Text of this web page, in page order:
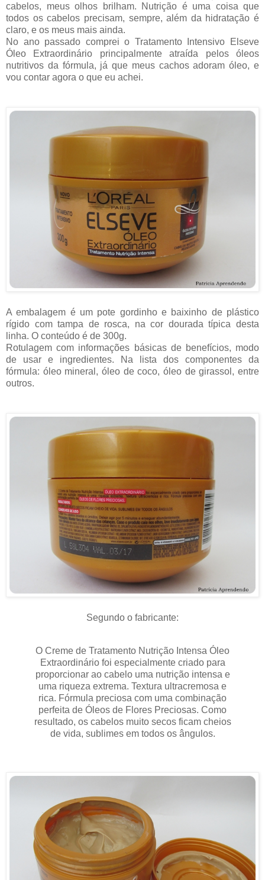
cabelos, meus olhos brilham. Nutrição é uma coisa que
todos os cabelos precisam, sempre, além da hidratação é
claro, e os meus mais ainda.
No ano passado comprei o Tratamento Intensivo Elseve
Óleo Extraordinário principalmente atraída pelos óleos
nutritivos da fórmula, já que meus cachos adoram óleo, e
vou contar agora o que eu achei.
A embalagem é um pote gordinho e baixinho de plástico
rígido com tampa de rosca, na cor dourada típica desta
linha. O conteúdo é de 300g.
Rotulagem com informações básicas de benefícios, modo
de usar e ingredientes. Na lista dos componentes da
fórmula: óleo mineral, óleo de coco, óleo de girassol, entre
outros.
Segundo o fabricante:
O Creme de Tratamento Nutrição Intensa Óleo
Extraordinário foi especialmente criado para
proporcionar ao cabelo uma nutrição intensa e
uma riqueza extrema. Textura ultracremosa e
rica. Fórmula preciosa com uma combinação
perfeita de Óleos de Flores Preciosas. Como
resultado, os cabelos muito secos ficam cheios
de vida, sublimes em todos os ângulos.